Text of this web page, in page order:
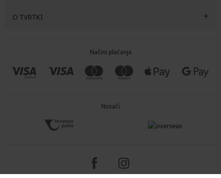
O TVRTKI
Načini plaćanja
Nosači